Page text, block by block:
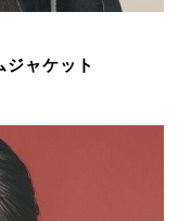
ジャケット